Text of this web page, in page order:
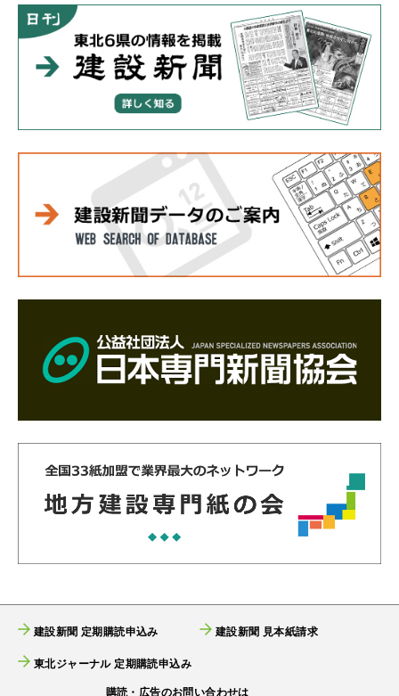
建設新聞 定期購読申込み 建設新聞 見本紙請求
東北ジャーナル 定期購読申込み
購読・広告のお問い合わせは